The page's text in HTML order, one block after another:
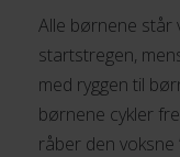
Alle børnene står
startstregen,
med ryggen til
børnene cykler
råber den voksne